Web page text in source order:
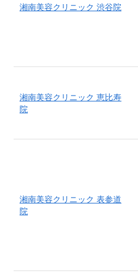
湘南美容クリニック 渋谷院
湘南美容クリニック 恵比寿
院
湘南美容クリニック 表参道
院